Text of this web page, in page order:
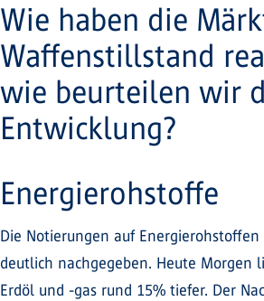
Wie haben die
Waffenstillstand
wie beurteilen wir
Entwicklung?
Energierohstoffe
Die Notierungen auf
deutlich nachgegeben. Heute Morgen
Erdöl und -gas rund 15% tiefer. Der